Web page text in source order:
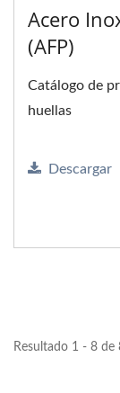
Acero
(AFP)
Catálogo de
huellas
Descargar
Resultado 1 - 8 de